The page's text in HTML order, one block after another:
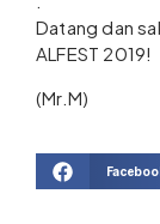
Datang dan
ALFEST 2019!
(Mr.M)